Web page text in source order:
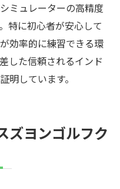
ミュレーターの高精度
特に初心者が安心して
効率的に練習できる環
した信頼されるインド
明しています。
ズヨンゴルフク